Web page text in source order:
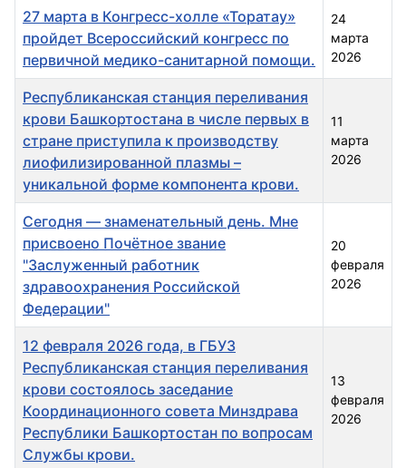
27 марта в Конгресс-холле «Торатау»
пройдет Всероссийский конгресс по
первичной медико-санитарной помощи.
24
марта
2026
Республиканская станция переливания
крови Башкортостана в числе первых в
стране приступила к производству
лиофилизированной плазмы –
уникальной форме компонента крови.
11
марта
2026
Сегодня — знаменательный день. Мне
присвоено Почётное звание
"Заслуженный работник
здравоохранения Российской
Федерации"
20
февраля
2026
12 февраля 2026 года, в ГБУЗ
Республиканская станция переливания
крови состоялось заседание
Координационного совета Минздрава
Республики Башкортостан по вопросам
Службы крови.
13
февраля
2026